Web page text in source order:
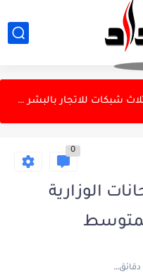
الأحد.. البرلمان يناقش قوانين الأحداث والمختارين والملاك
الداخلية: إسقاط ثلاث شبكات للاتجار بالبشر وتفكيك شبكة دولية
تعيينات ونحذر من الاحتيال
0
الوزارية